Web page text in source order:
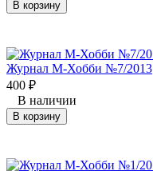
В корзину
Журнал М-Хобби №7/2013
400 ₽
В наличии
В корзину